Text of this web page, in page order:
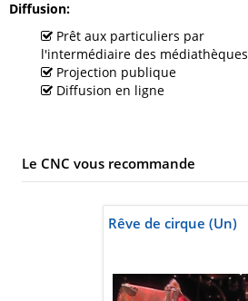
Diffusion
Prêt aux particuliers par
l'intermédiaire des médiathèques
Projection publique
Diffusion en ligne
Le CNC vous recommande
Rêve de cirque (Un)